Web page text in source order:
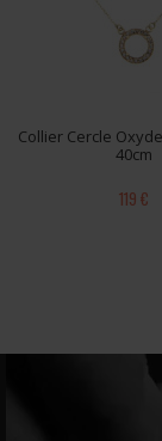
Collier Cercle Oxyde
40cm
119 €